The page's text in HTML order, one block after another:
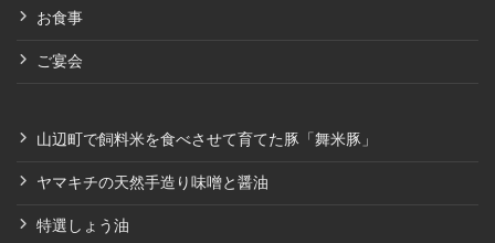
お食事
ご宴会
山辺町で飼料米を食べさせて育てた豚「舞米豚」
ヤマキチの天然手造り味噌と醤油
特選しょう油